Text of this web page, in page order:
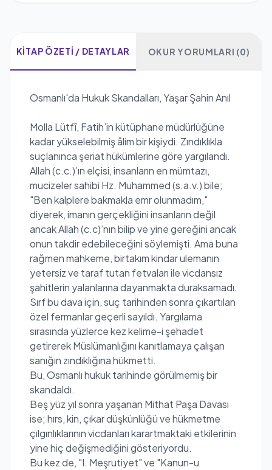
KITAP ÖZETI / DETAYLAR OKUR YORUMLARI (0)
Osmanlı'da Hukuk Skandalları, Yaşar Şahin Anıl
Molla Lütfî, Fatih’in kütüphane müdürlüğüne
kadar yükselebilmiş âlim bir kişiydi. Zındıklıkla
suçlanınca şeriat hükümlerine göre yargılandı.
Allah (c.c.)’ın elçisi, insanların en mümtazı,
mucizeler sahibi Hz. Muhammed (s.a.v.) bile;
"Ben kalplere bakmakla emr olunmadım,"
diyerek, imanın gerçekliğini insanların değil
ancak Allah (c.c)’nın bilip ve yine gereğini ancak
onun takdir edebileceğini söylemişti. Ama buna
rağmen mahkeme, birtakım kindar ulemanın
yetersiz ve taraf tutan fetvaları ile vicdansız
şahitlerin yalanlarına dayanmakta duraksamadı.
Sırf bu dava için, suç tarihinden sonra çıkartılan
özel fermanlar geçerli sayıldı. Yargılama
sırasında yüzlerce kez kelime-i şehadet
getirerek Müslümanlığını kanıtlamaya çalışan
sanığın zındıklığına hükmetti.
Bu, Osmanlı hukuk tarihinde görülmemiş bir
skandaldı.
Beş yüz yıl sonra yaşanan Mithat Paşa Davası
ise; hırs, kin, çıkar düşkünlüğü ve hükmetme
çılgınlıklarının vicdanları karartmaktaki etkilerinin
yine hiç değişmediğini gösteriyordu.
Bu kez de, "I. Meşrutiyet" ve "Kanun-u